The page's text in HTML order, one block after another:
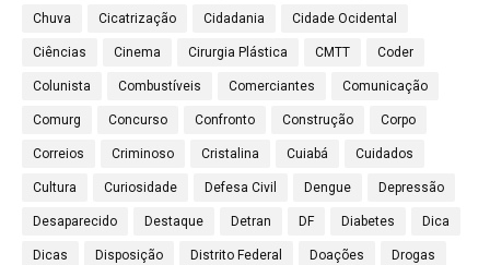
Chuva Cicatrização Cidadania Cidade Ocidental
Ciências Cinema Cirurgia Plástica CMTT Coder
Colunista Combustíveis Comerciantes Comunicação
Comurg Concurso Confronto Construção Corpo
Correios Criminoso Cristalina Cuiabá Cuidados
Cultura Curiosidade Defesa Civil Dengue Depressão
Desaparecido Destaque Detran DF Diabetes Dica
Dicas Disposição Distrito Federal Doações Drogas